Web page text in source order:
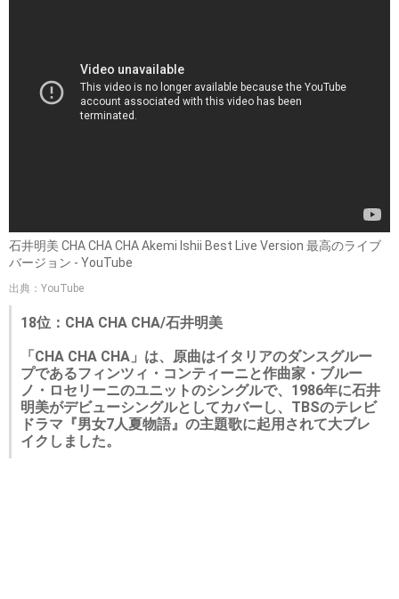
石井明美 CHA CHA CHA Akemi Ishii Best Live Version 最高のライブ
バージョン - YouTube
出典：YouTube
18位：CHA CHA CHA/石井明美
「CHA CHA CHA」は、原曲はイタリアのダンスグルー
プであるフィンツィ・コンティーニと作曲家・ブルー
ノ・ロセリーニのユニットのシングルで、1986年に石井
明美がデビューシングルとしてカバーし、TBSのテレビ
ドラマ『男女7人夏物語』の主題歌に起用されて大ブレ
イクしました。